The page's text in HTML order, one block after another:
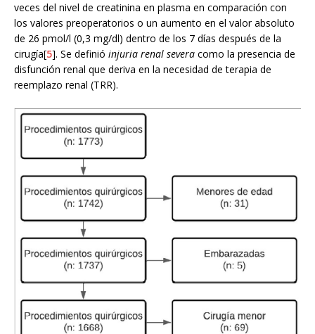
veces del nivel de creatinina en plasma en comparación con
los valores preoperatorios o un aumento en el valor absoluto
de 26 pmol/l (0,3 mg/dl) dentro de los 7 días después de la
cirugía[5]. Se definió injuria renal severa como la presencia de
disfunción renal que deriva en la necesidad de terapia de
reemplazo renal (TRR).